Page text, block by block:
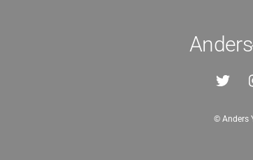
© Anders